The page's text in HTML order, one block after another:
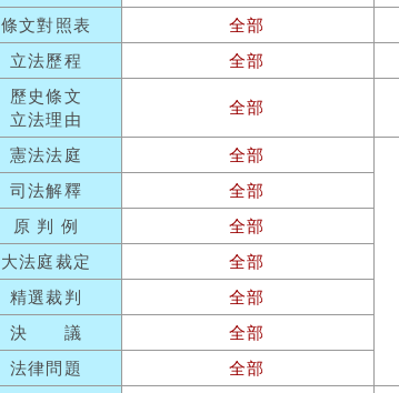
條文對照表
全部
立法歷程
全部
歷史條文
立法理由
全部
憲法法庭 全部
司法解釋
全部
原 判 例
全部
大法庭裁定
全部
精選裁判
全部
決 議
全部
法律問題
全部